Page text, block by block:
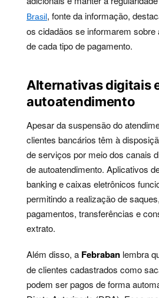
Brasil, fonte da informação,
os cidadãos se informarem sobre
de cada tipo de pagamento.
Alternativas digitais
autoatendimento
Apesar da suspensão do
clientes bancários têm à
de serviços por meio dos canais
de autoatendimento. Aplicativos
banking e caixas eletrônicos
permitindo a realização de
pagamentos, transferências e
extrato.
Além disso, a Febraban lembra
de clientes cadastrados como
podem ser pagos de forma